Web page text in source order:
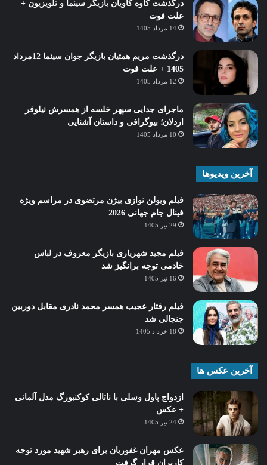
درگذشت کاوه کاویان بازیگر سینما و تلویزیون +
علت فوت
14 مرداد 1405
درگذشت مریم همتیان بازیگر جوان سینما 12مرداد
1405 + علت فوت
12 مرداد 1405
ماجرای جدایی سپهر خلسه از همسرش نیلوفر
اردلان؛ بیوگرافی و داستان آشنایی
10 مرداد 1405
آخرین ویدیوها
فیلم ویولن نوازی بیژن مرتضوی در مراسم ویژه
فینال جام جهانی 2026
29 تیر 1405
فیلم مجید شهریاری بازیگر معروف در لباس
خادمی توجه برانگیز شد
16 تیر 1405
فیلم رفتار عجیب همسر محمد نادری مقابل دوربین
جنجالی شد
18 خرداد 1405
آخرین عکس ها
ازدواج پاول وسلی با ناتالی کوکنبورگ مدل آلمانی
+ عکس
24 تیر 1405
عکس مهران غفوریان برای رهبر شهید مورد توجه
کاربران قرار گرفت